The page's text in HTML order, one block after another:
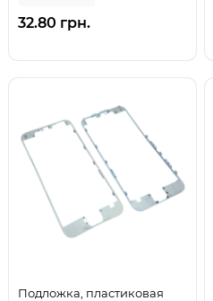
32.80 грн.
Подложка, пластиковая